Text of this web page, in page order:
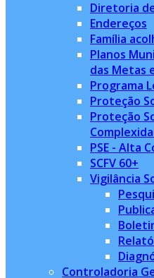
Diretoria
Endereços
Família
Planos
das Metas
Programa
Proteção
Proteção
PSE - Alta
SCFV 60+
Vigilância
Controladoria